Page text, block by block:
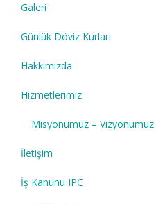
Galeri
Günlük Döviz Kurları
Hakkımızda
Hizmetlerimiz
Misyonumuz – Vizyonumuz
İletişim
İş Kanunu IPC